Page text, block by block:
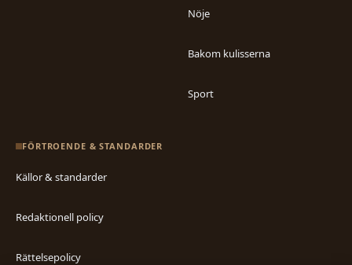
Nöje
Bakom kulisserna
Sport
FÖRTROENDE & STANDARDER
Källor & standarder
Redaktionell policy
Rättelsepolicy